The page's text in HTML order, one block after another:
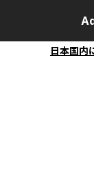
日本国内